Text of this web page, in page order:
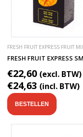
FRESH FRUIT EXPRESS FRUIT
€22,60 (excl. BTW)
€24,63 (incl. BTW)
BESTELLEN